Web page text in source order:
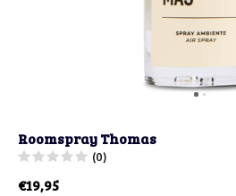
Roomspray Thomas
(0)
€19,95